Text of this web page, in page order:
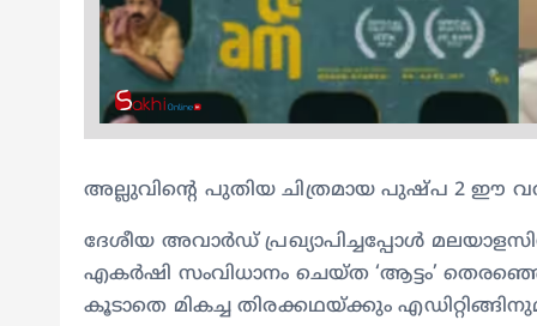
അല്ലുവിന്റെ പുതിയ ചിത്രമായ പുഷ്പ 2 ഈ
ദേശീയ അവാര്‍ഡ്‌ പ്രഖ്യാപിച്ചപ്പോള്‍
എകര്‍ഷി സംവിധാനം ചെയ്ത ‘ആട്ടം’
കൂടാതെ മികച്ച തിരക്കഥയ്ക്കും